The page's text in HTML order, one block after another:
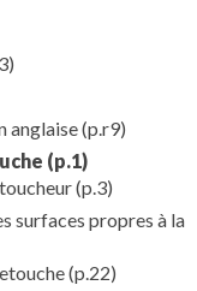
anglaise(p.r9)
(p.1)
(p.3)
surfaces propres à la
(p.22)